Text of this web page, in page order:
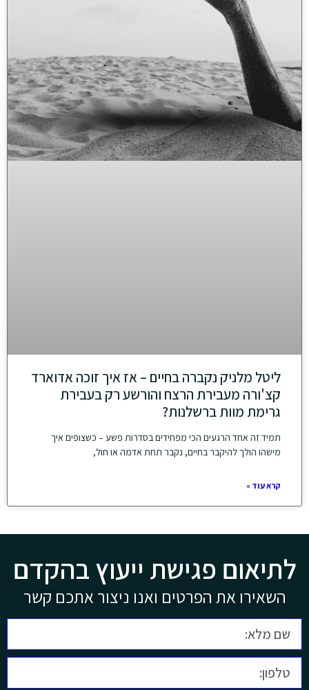
ליטל מלניק נקברה בחיים – אז איך זוכה אדוארד
קצ'ורה מעבירת הרצח והורשע רק בעבירת
גרימת מוות ברשלנות?
תמיד זה אחד הרגעים הכי מפחידים בסדרות פשע – כשצופים איך
מישהו הולך להיקבר בחיים, נקבר תחת אדמה או חול,
קרא עוד »
לתיאום פגישת ייעוץ בהקדם
השאירו את הפרטים ואנו ניצור אתכם קשר